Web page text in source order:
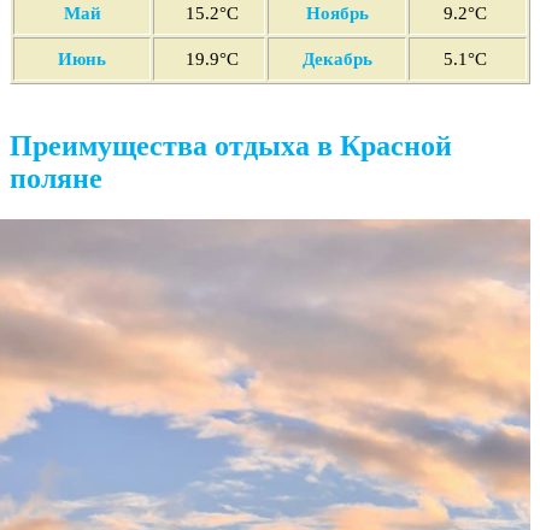
Май 15.2°C Ноябрь 9.2°C
Июнь 19.9°C Декабрь 5.1°C
Преимущества отдыха в Красной
поляне